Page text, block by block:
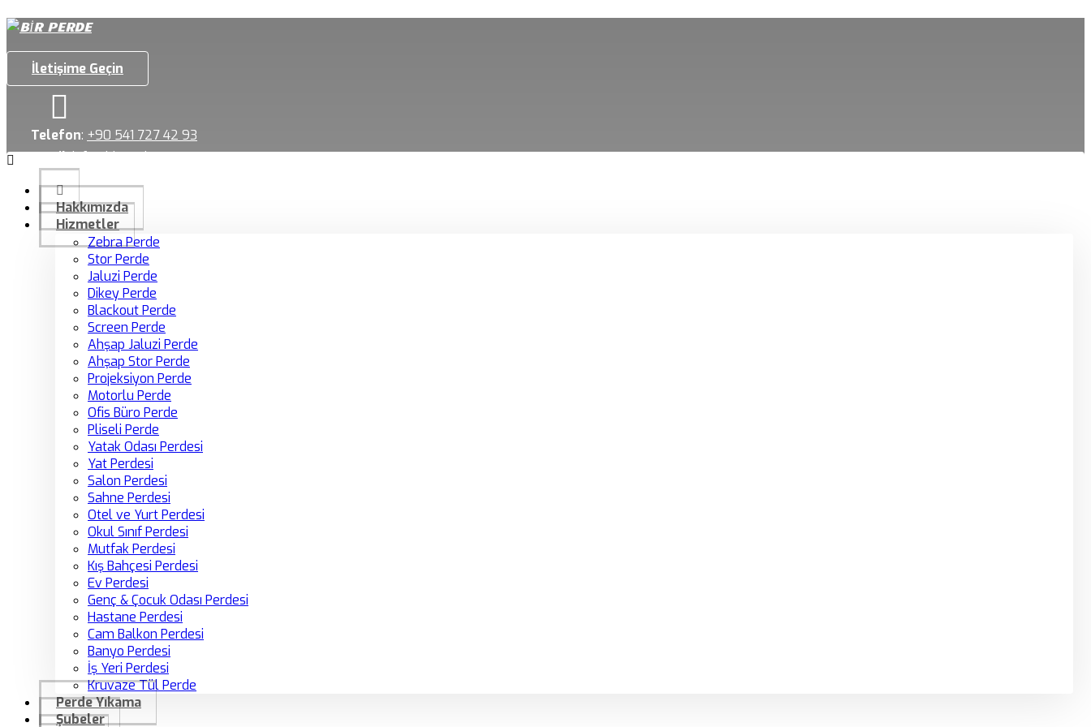
İletişime Geçin
Telefon: +90 541 727 42 93
Email:info@birperde.com
Hakkımızda
Hizmetler
Zebra Perde
Stor Perde
Jaluzi Perde
Dikey Perde
Blackout Perde
Screen Perde
Ahşap Jaluzi Perde
Ahşap Stor Perde
Projeksiyon Perde
Motorlu Perde
Ofis Büro Perde
Pliseli Perde
Yatak Odası Perdesi
Yat Perdesi
Salon Perdesi
Sahne Perdesi
Otel ve Yurt Perdesi
Okul Sınıf Perdesi
Mutfak Perdesi
Kış Bahçesi Perdesi
Ev Perdesi
Genç & Çocuk Odası Perdesi
Hastane Perdesi
Cam Balkon Perdesi
Banyo Perdesi
İş Yeri Perdesi
Kruvaze Tül Perde
Perde Yıkama
Şubeler